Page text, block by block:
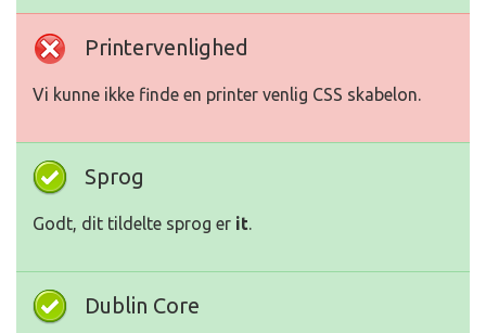
Printervenlighed
Vi kunne ikke finde en printer venlig CSS skabelon.
Sprog
Godt, dit tildelte sprog er it.
Dublin Core